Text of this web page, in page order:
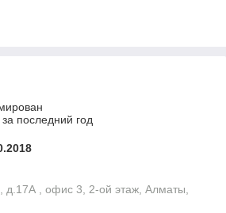
последний год
д.17А , офис 3, 2-ой этаж, Алматы,